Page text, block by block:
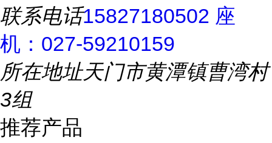
联系电话15827180502 座
机：027-59210159
所在地址天门市黄潭镇曹湾村
3组
推荐产品